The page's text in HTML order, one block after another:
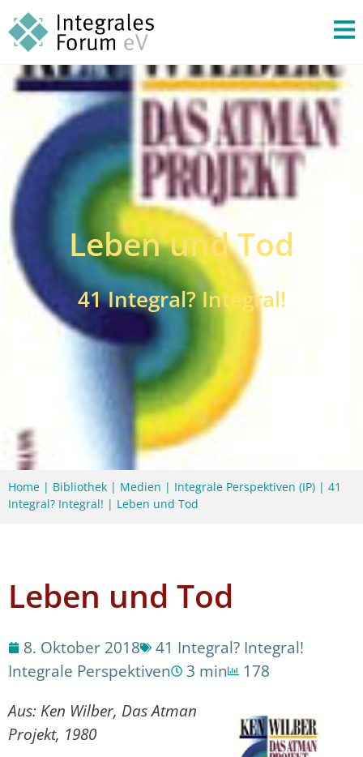
Leben und Tod
41 Integral? Integral!
Home | Bibliothek | Medien | Integrale Perspektiven (IP) | 41
Integral? Integral! | Leben und Tod
Leben und Tod
8. Oktober 2018
41 Integral? Integral!
Integrale Perspektiven
3 min
178
Aus: Ken Wilber, Das Atman
Projekt, 1980